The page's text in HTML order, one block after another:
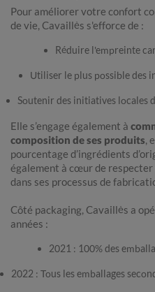
Pour améliorer votre confort
de vie, Cavaillès s'efforce de :
Réduire l'empreinte
Utiliser le plus possible des
Soutenir des initiatives locales
Elle s’engage également à
composition de ses produits,
pourcentage d’ingrédients
également à cœur de
dans ses processus de
Côté packaging, Cavaillès a
années :
2021 : 100% des
2022 : Tous les emballages